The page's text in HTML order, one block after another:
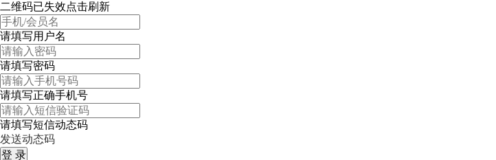
二维码已失效点击刷新
请填写用户名
请填写密码
请填写正确手机号
请填写短信动态码
发送动态码